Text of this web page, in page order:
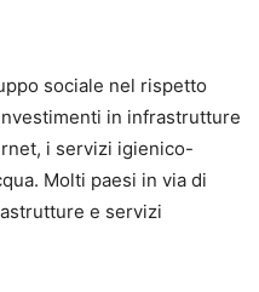
sociale nel rispetto
in infrastrutture
i servizi igienico-
Molti paesi in via di
e servizi